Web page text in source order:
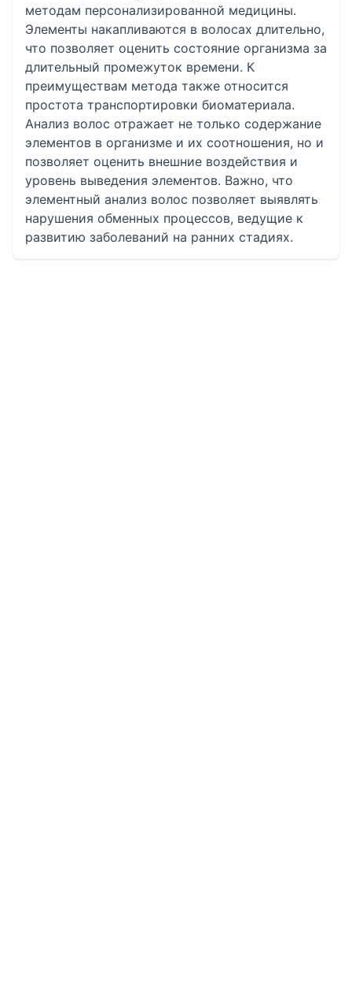
методам персонализированной медицины.
Элементы накапливаются в волосах длительно,
что позволяет оценить состояние организма за
длительный промежуток времени. К
преимуществам метода также относится
простота транспортировки биоматериала.
Анализ волос отражает не только содержание
элементов в организме и их соотношения, но и
позволяет оценить внешние воздействия и
уровень выведения элементов. Важно, что
элементный анализ волос позволяет выявлять
нарушения обменных процессов, ведущие к
развитию заболеваний на ранних стадиях.